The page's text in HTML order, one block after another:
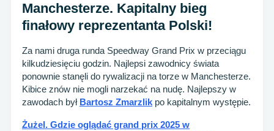
Manchesterze. Kapitalny bieg
finałowy reprezentanta Polski!
Za nami druga runda Speedway Grand Prix w przeciągu
kilkudziesięciu godzin. Najlepsi zawodnicy świata
ponownie stanęli do rywalizacji na torze w Manchesterze.
Kibice znów nie mogli narzekać na nudę. Najlepszy w
zawodach był Bartosz Zmarzlik po kapitalnym występie.
Żużel. Gdzie oglądać grand prix 2025 w